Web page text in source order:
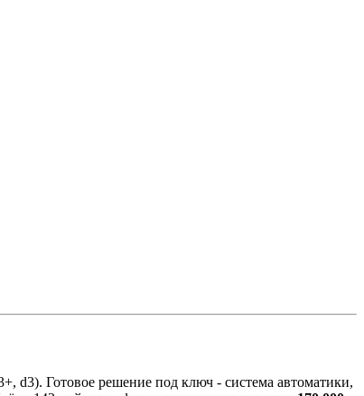
d3). Готовое решение под ключ - система автоматики,